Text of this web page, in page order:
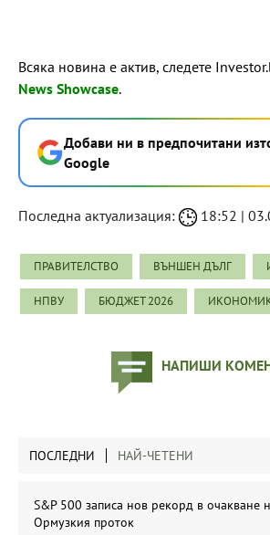
Всяка новина е актив, следете
News Showcase.
Добави ни в предпочитани
Google
Последна актуализация: 18:52 |
ПРАВИТЕЛСТВО ВЪНШЕН ДЪЛГ
НПВУ БЮДЖЕТ 2026
НАПИШИ
ПОСЛЕДНИ НАЙ-ЧЕТЕНИ
S&P 500 записа нов рекорд в очакване
Ормузкия проток